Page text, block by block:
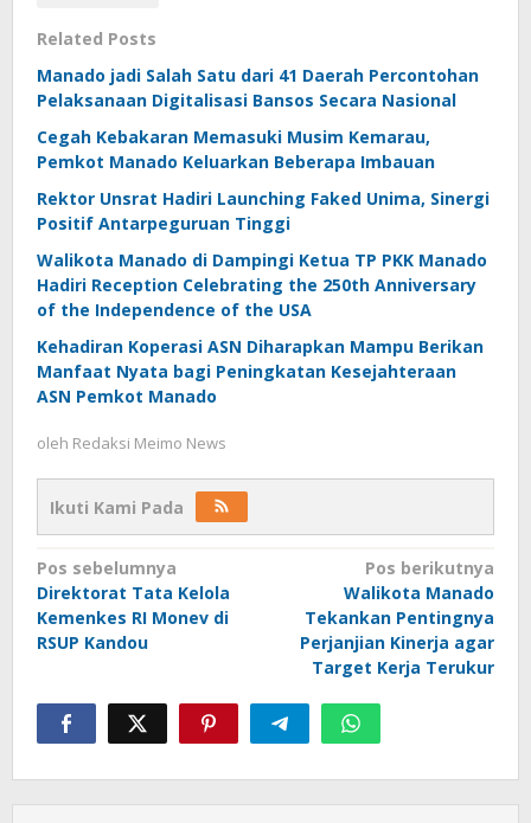
Related Posts
Manado jadi Salah Satu dari 41 Daerah Percontohan
Pelaksanaan Digitalisasi Bansos Secara Nasional
Cegah Kebakaran Memasuki Musim Kemarau,
Pemkot Manado Keluarkan Beberapa Imbauan
Rektor Unsrat Hadiri Launching Faked Unima, Sinergi
Positif Antarpeguruan Tinggi
Walikota Manado di Dampingi Ketua TP PKK Manado
Hadiri Reception Celebrating the 250th Anniversary
of the Independence of the USA
Kehadiran Koperasi ASN Diharapkan Mampu Berikan
Manfaat Nyata bagi Peningkatan Kesejahteraan
ASN Pemkot Manado
oleh Redaksi Meimo News
Ikuti Kami Pada
Navigasi
pos
Pos sebelumnya
Direktorat Tata Kelola
Kemenkes RI Monev di
RSUP Kandou
Pos berikutnya
Walikota Manado
Tekankan Pentingnya
Perjanjian Kinerja agar
Target Kerja Terukur